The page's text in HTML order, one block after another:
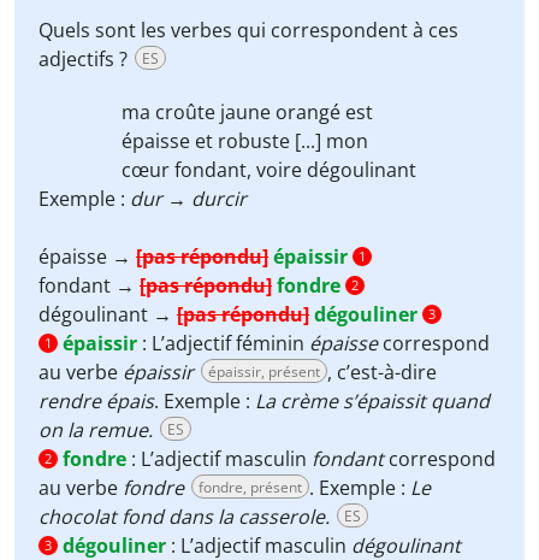
Quels sont les verbes qui correspondent à ces
adjectifs ?
ES
ma croûte jaune orangé est
épaisse et robuste [...] mon
cœurfondant, voire dégoulinant
Exemple : dur → durcir
épaisse → [pas répondu]épaissir 1
fondant → [pas répondu]fondre 2
dégoulinant → [pas répondu]dégouliner 3
1
épaissir : L’adjectif féminin épaissecorrespond
au verbe épaissir épaissir, présent , c’est-à-dire
rendre épais. Exemple : La crème s’épaissit quand
on la remue.
ES
2 fondre : L’adjectif masculin fondantcorrespond
au verbe fondre fondre, présent . Exemple : Le
chocolat fond dans la casserole.
ES
3 dégouliner : L’adjectif masculin dégoulinant